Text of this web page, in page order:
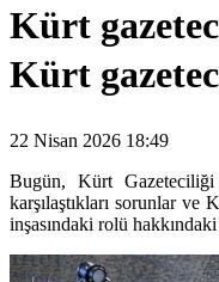
Kürt
Kürt
22 Nisan 2026 18:49
Bugün, Kürt
karşılaştıkları sorunlar ve
inşasındaki rolü